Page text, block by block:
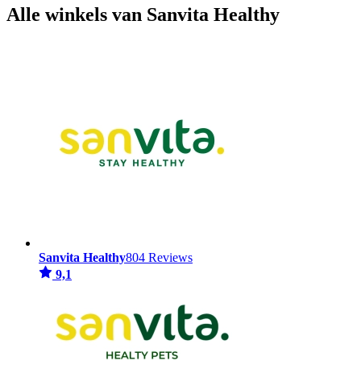
Alle winkels van Sanvita Healthy
Sanvita Healthy804 Reviews
9,1